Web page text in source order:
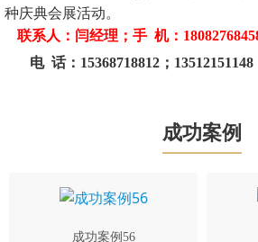
种庆典会展活动。
联系人：闫经理；手 机：
电 话：15368718812；13512151148
成功案例
成功案例56